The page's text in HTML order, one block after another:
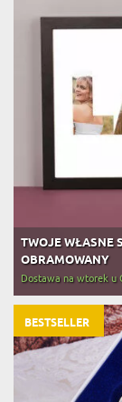
TWOJE WŁASNE
OBRAMOWANY
Dostawa na wtorek u
BESTSELLER